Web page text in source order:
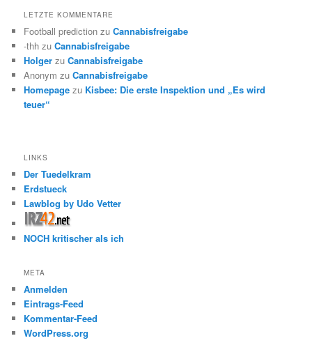
LETZTE KOMMENTARE
Football prediction zuCannabisfreigabe
-thh zuCannabisfreigabe
Holger zuCannabisfreigabe
Anonym zuCannabisfreigabe
Homepage zu Kisbee: Die erste Inspektion und „Es wird
teuer“
LINKS
Der Tuedelkram
Erdstueck
Lawblog by Udo Vetter
NOCH kritischer als ich
META
Anmelden
Eintrags-Feed
Kommentar-Feed
WordPress.org